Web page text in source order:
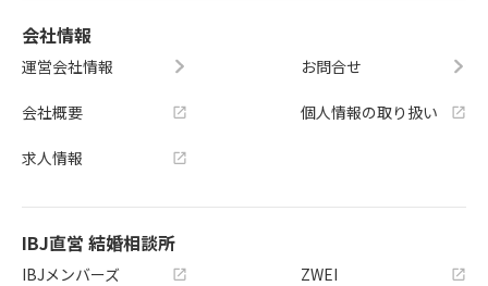
会社情報
運営会社情報
会社概要
求人情報
お問合せ
個人情報の取り扱い
IBJ直営 結婚相談所
IBJメンバーズ ZWEI